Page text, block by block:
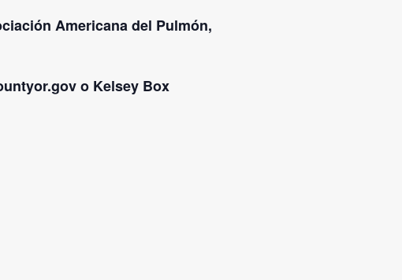
Americana del Pulmón,
o Kelsey Box